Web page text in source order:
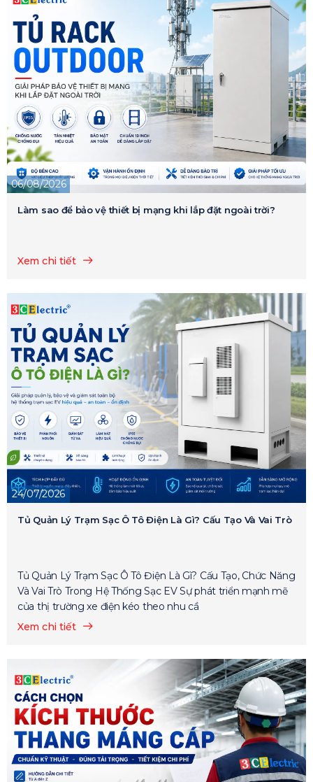
06/08/2026
Làm sao để bảo vệ thiết bị mạng khi lắp đặt ngoài trời?
Xem chi tiết
24/07/2026
Tủ Quản Lý Trạm Sạc Ô Tô Điện Là Gì? Cấu Tạo Và Vai Trò
Tủ Quản Lý Trạm Sạc Ô Tô Điện Là Gì? Cấu Tạo, Chức Năng
Và Vai Trò Trong Hệ Thống Sạc EV Sự phát triển mạnh mẽ
của thị trường xe điện kéo theo nhu cầ
Xem chi tiết